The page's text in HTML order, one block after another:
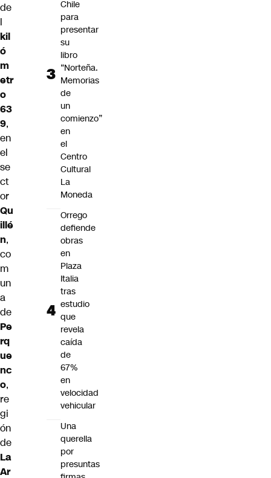
de
l
kil
ó
m
etr
o
63
9,
en
el
se
ct
or
Qu
illé
n,
co
m
un
a
de
Pe
rq
ue
nc
o,
re
gi
ón
de
La
Ar
Chile
para
presentar
su
libro
“Norteña.
Memorias
de
un
comienzo”
en
el
Centro
Cultural
La
Moneda
Orrego
defiende
obras
en
Plaza
Italia
tras
estudio
que
revela
caída
de
67%
en
velocidad
vehicular
Una
querella
por
presuntas